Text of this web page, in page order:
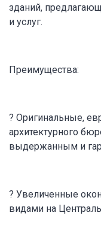
зданий,
и услуг.
Преимущества:
? Оригинальные,
архитектурного
выдержанным и
? Увеличенные
видами на